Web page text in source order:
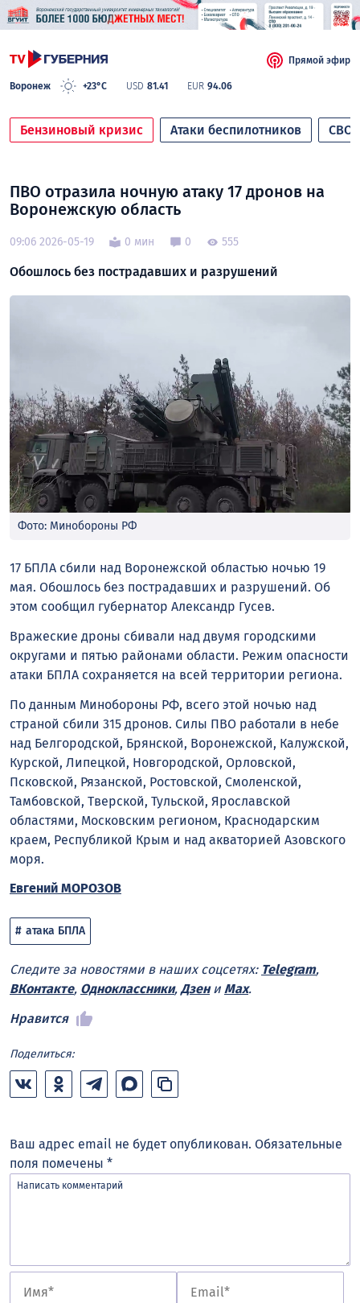
Воронеж +23°C USD 81.41 EUR 94.06
Прямой эфир
Бензиновый кризис Атаки беспилотников СВО
ПВО отразила ночную атаку 17 дронов на
Воронежскую область
09:06 2026-05-19 0 мин 0 555
Обошлось без пострадавших и разрушений
Фото: Минобороны РФ
17 БПЛА сбили над Воронежской областью ночью 19
мая. Обошлось без пострадавших и разрушений. Об
этом сообщил губернатор Александр Гусев.
Вражеские дроны сбивали над двумя городскими
округами и пятью районами области. Режим опасности
атаки БПЛА сохраняется на всей территории региона.
По данным Минобороны РФ, всего этой ночью над
страной сбили 315 дронов. Силы ПВО работали в небе
над Белгородской, Брянской, Воронежской, Калужской,
Курской, Липецкой, Новгородской, Орловской,
Псковской, Рязанской, Ростовской, Смоленской,
Тамбовской, Тверской, Тульской, Ярославской
областями, Московским регионом, Краснодарским
краем, Республикой Крым и над акваторией Азовского
моря.
Евгений МОРОЗОВ
атака БПЛА
Следите за новостями в наших соцсетях: Telegram,
ВКонтакте, Одноклассники, Дзени Max.
Нравится
Поделиться:
Ваш адрес email не будет опубликован. Обязательные
поля помечены *